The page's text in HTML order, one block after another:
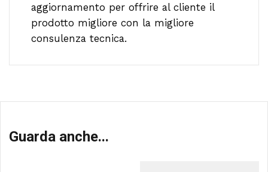
aggiornamento per offrire al cliente il
prodotto migliore con la migliore
consulenza tecnica.
Guarda anche...